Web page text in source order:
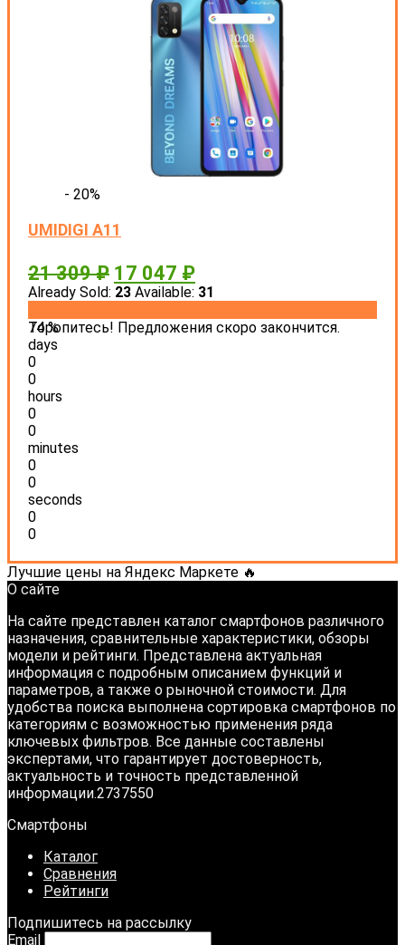
- 20%
UMIDIGI A11
21 309₽ 17 047 ₽
Already Sold: 23 Available: 31
74 %
Торопитесь! Предложения скоро закончится.
days
0
0
hours
0
0
minutes
0
0
seconds
0
0
Лучшие цены на Яндекс Маркете 🔥
О сайте
На сайте представлен каталог смартфонов различного
назначения, сравнительные характеристики, обзоры
модели и рейтинги. Представлена актуальная
информация с подробным описанием функций и
параметров, а также о рыночной стоимости. Для
удобства поиска выполнена сортировка смартфонов по
категориям с возможностью применения ряда
ключевых фильтров. Все данные составлены
экспертами, что гарантирует достоверность,
актуальность и точность представленной
информации.2737550
Смартфоны
Каталог
Сравнения
Рейтинги
Подпишитесь на рассылку
Email